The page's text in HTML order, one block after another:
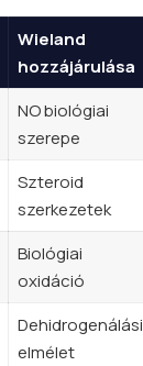
Wieland
hozzájárulása
NO biológiai
szerepe
Szteroid
szerkezetek
Biológiai
oxidáció
Dehidrogenálási
elmélet